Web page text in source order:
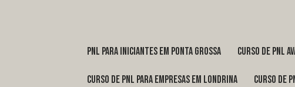
pnl para iniciantes em Ponta Grossa curso de pnl
curso de pnl para empresas em Londrina curso de